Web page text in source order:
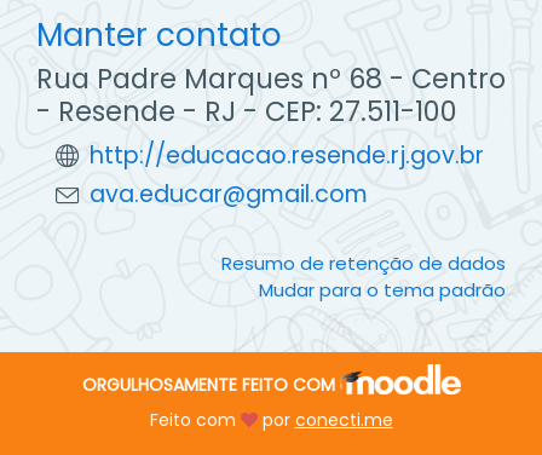
Manter contato
Rua Padre Marques nº 68 - Centro
- Resende - RJ - CEP: 27.511-100
http://educacao.resende.rj.gov.br
ava.educar@gmail.com
Resumo de retenção de dados
Mudar para o tema padrão
ORGULHOSAMENTE FEITO COM
Feito com
por conecti.me